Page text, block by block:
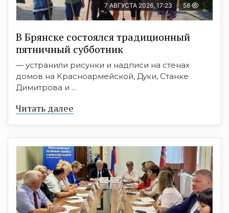
7 АВГУСТА 2026, 17:23 58
В Брянске состоялся традиционный
пятничный субботник
— устранили рисунки и надписи на стенах
домов на Красноармейской, Дуки, Станке
Димитрова и ...
Читать далее